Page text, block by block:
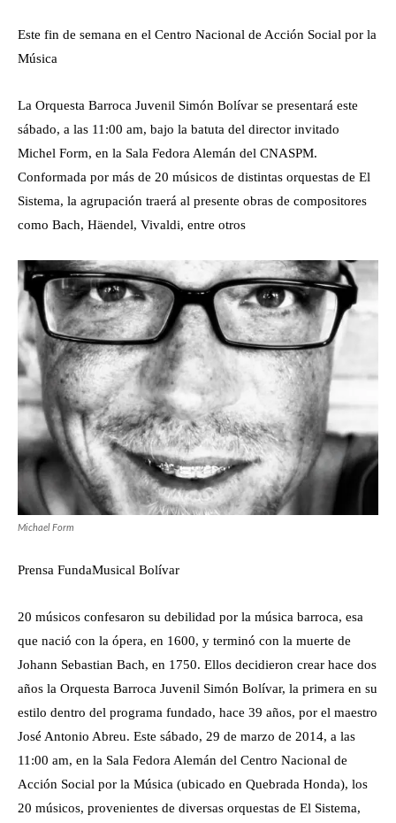
Este fin de semana en el Centro Nacional de Acción Social por la
Música
La Orquesta Barroca Juvenil Simón Bolívar se presentará este
sábado, a las 11:00 am, bajo la batuta del director invitado
Michel Form, en la Sala Fedora Alemán del CNASPM.
Conformada por más de 20 músicos de distintas orquestas de El
Sistema, la agrupación traerá al presente obras de compositores
como Bach, Häendel, Vivaldi, entre otros
Michael Form
Prensa FundaMusical Bolívar
20 músicos confesaron su debilidad por la música barroca, esa
que nació con la ópera, en 1600, y terminó con la muerte de
Johann Sebastian Bach, en 1750. Ellos decidieron crear hace dos
años la Orquesta Barroca Juvenil Simón Bolívar, la primera en su
estilo dentro del programa fundado, hace 39 años, por el maestro
José Antonio Abreu. Este sábado, 29 de marzo de 2014, a las
11:00 am, en la Sala Fedora Alemán del Centro Nacional de
Acción Social por la Música (ubicado en Quebrada Honda), los
20 músicos, provenientes de diversas orquestas de El Sistema,